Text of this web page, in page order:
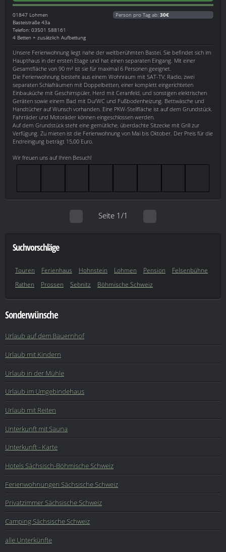
01847 Lohmen
Basteistraße 43a
Telefon: 03501 588161
4 Betten + zusätzlich Aufbettung
Person pro Tag ab: 30€
Unsere Ferienwohnung liegt nahe der weltberühmten Bastei. Sie befindet sich im
Haupthaus in der ersten Etage und hat einen separaten Eingang. Mit einer
Gesamtfläche von 90 m² ist sie für maximal 6 Personen geeignet.
Die Ferienwohnung besteht aus einem Wohnraum mit SAT-TV, Radio, zwei
separaten Schlafräumen mit Doppelbetten, einer komplett eingerichteten
Einbauküche mit Geschirrspüler, Herd mit Ceranfeld, und sonstigen elektrischen
Geräten sowie einem Bad mit Du/WC und Fußbodenheizung. Bettwäsche und
Handtücher auf Wunsch vorhanden. Eine PKW-Stellfläche ist auf dem Grundstück.
Fahrräder und Motoräder können eingeschlossen werden.
Auf dem Grundstück steht eine gemütliche, überdachte Sitzecke mit Grill zur
Verfügung. Zu mieten ist die Ferienwohnung von Mai bis Oktober. Der Preis für die
Endreinigung beträgt 15,00 Euro.
Wir freuen uns auf Ihren Besuch!
Seite 1/1
Suchvorschläge
Touren Ferienhaus Hohnstein Lohmen Pension
Felsenbühne
Rathen
Prossen Sebnitz Böhmische Schweiz
Sonderwünsche
Urlaub auf dem Bauernhof
Urlaub mit Kindern
Urlaub in der Mühle
Urlaub im Umgebindehaus
Urlaub mit Reiten
Unterkunft mit Sauna
Unterkunft - Karte
Hotels Sächsisch-Böhmische Schweiz
Ferienwohnungen Sächsische Schweiz
Privatzimmer Sächsische Schweiz
Camping Sächsische Schweiz
alle Unterkünfte